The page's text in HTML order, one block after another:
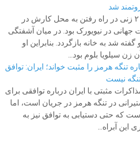
شد
در ۱۱ سپتامبر ۲۰۰۱ زنی در راه رفتن به محل کارش در
جهانی در نیویورک بود. در میان آشفتگی
شد به خانه بازگردد. بنابراین او
سیلویا بلوم بود...
تنگه هرمز را مثبت خواند؛ ایران: توافق
نیست
مثبتی با ایران درباره توافقی برای
در تنگه هرمز در جریان است، اما
که حتی دستیابی به توافق نیز به
آبراه...